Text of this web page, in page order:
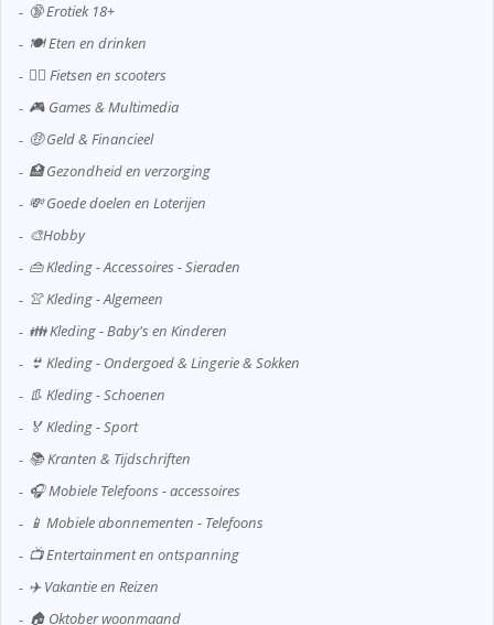
🔞 Erotiek 18+
🍽️ Eten en drinken
🚴‍♂️ Fietsen en scooters
🎮 Games & Multimedia
🤑 Geld & Financieel
🏥 Gezondheid en verzorging
💸 Goede doelen en Loterijen
🎨Hobby
👜 Kleding - Accessoires - Sieraden
👚 Kleding - Algemeen
👪 Kleding - Baby's en Kinderen
👙 Kleding - Ondergoed & Lingerie & Sokken
👢 Kleding - Schoenen
🏅 Kleding - Sport
📚 Kranten & Tijdschriften
🎧 Mobiele Telefoons - accessoires
📱 Mobiele abonnementen - Telefoons
📺 Entertainment en ontspanning
✈️ Vakantie en Reizen
🏠 Oktober woonmaand